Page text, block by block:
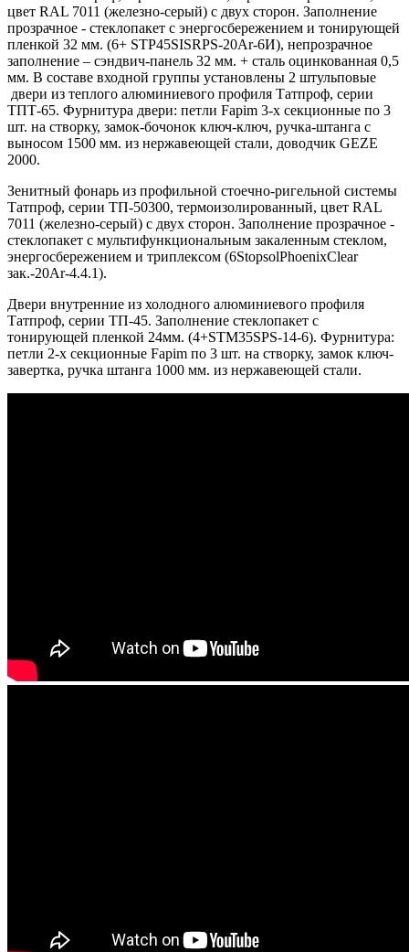
цвет RAL 7011 (железно-серый) с двух сторон. Заполнение
прозрачное - стеклопакет с энергосбережением и тонирующей
пленкой 32 мм. (6+ STP45SISRPS-20Ar-6И), непрозрачное
заполнение – сэндвич-панель 32 мм. + сталь оцинкованная 0,5
мм. В составе входной группы установлены 2 штульповые
двери из теплого алюминиевого профиля Татпроф, серии
ТПТ-65. Фурнитура двери: петли Fapim 3-х секционные по 3
шт. на створку, замок-бочонок ключ-ключ, ручка-штанга с
выносом 1500 мм. из нержавеющей стали, доводчик GEZE
2000.
Зенитный фонарь из профильной стоечно-ригельной системы
Татпроф, серии ТП-50300, термоизолированный, цвет RAL
7011 (железно-серый) с двух сторон. Заполнение прозрачное -
стеклопакет с мультифункциональным закаленным стеклом,
энергосбережением и триплексом (6StopsolPhoenixClear
зак.-20Ar-4.4.1).
Двери внутренние из холодного алюминиевого профиля
Татпроф, серии ТП-45. Заполнение стеклопакет с
тонирующей пленкой 24мм. (4+STM35SPS-14-6). Фурнитура:
петли 2-х секционные Fapim по 3 шт. на створку, замок ключ-
завертка, ручка штанга 1000 мм. из нержавеющей стали.